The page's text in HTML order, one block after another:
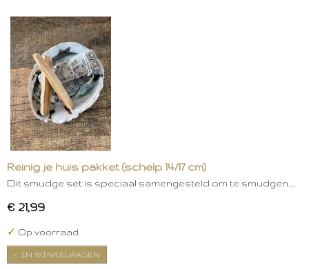
Reinig je huis pakket (schelp 14/17 cm)
Dit smudge set is speciaal samengesteld om te smudgen.…
€ 21,99
✓ Op voorraad
IN WINKELWAGEN